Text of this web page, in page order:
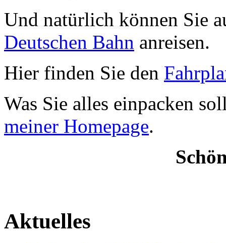
Und natürlich können Sie
Deutschen Bahn anreisen.
Hier finden Sie den
Was Sie alles einpacken
meiner Homepage.
Aktuelles